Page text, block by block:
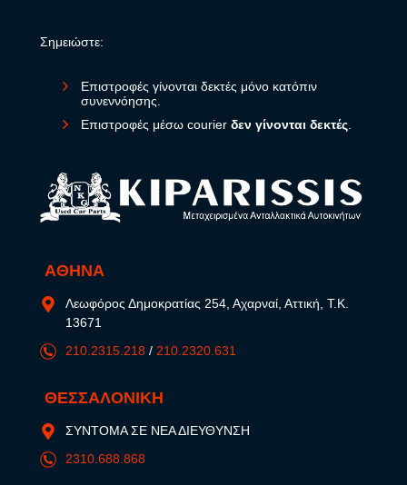
Σημειώστε:
Επιστροφές γίνονται δεκτές μόνο κατόπιν
συνεννόησης.
Επιστροφές μέσω courier δεν γίνονται δεκτές
ΑΘΗΝΑ
Λεωφόρος Δημοκρατίας 254, Αχαρναί, Αττική, Τ.Κ.
13671
210.2315.218 / 210.2320.631
ΘΕΣΣΑΛΟΝΙΚΗ
ΣΥΝΤΟΜΑ ΣΕ ΝΕΑ ΔΙΕΥΘΥΝΣΗ
2310.688.868